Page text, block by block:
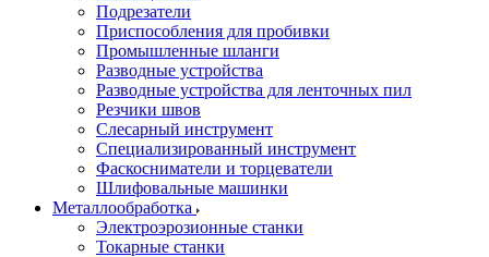
Подрезатели
Приспособления для пробивки
Промышленные шланги
Разводные устройства
Разводные устройства для ленточных пил
Резчики швов
Слесарный инструмент
Специализированный инструмент
Фаскосниматели и торцеватели
Шлифовальные машинки
Металлообработка
Электроэрозионные станки
Токарные станки